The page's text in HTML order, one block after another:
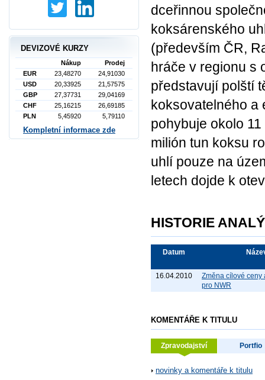
dceřinnou
koksárenského
(především ČR,
hráče v regionu s
představují polští
koksovatelného a
pohybuje okolo
milión tun koksu
uhlí pouze na
letech dojde k
HISTORIE
Datum
16.04.2010
Změna cílové ceny
pro NWR
KOMENTÁŘE K TITULU
Zpravodajství Portfio
novinky a komentáře k titulu
DEVIZOVÉ KURZY
Nákup
Prodej
EUR
23,48270
24,91030
USD
20,33925
21,57575
GBP
27,37731
29,04169
CHF
25,16215
26,69185
PLN
5,45920 5,79110
Kompletní informace zde